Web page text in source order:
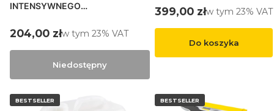
INTENSYWNEGO
Cena brutto
204,00 złw tym %s VAT
w tym 23% VAT
Niedostępny
Cena brutto
399,00 złw tym %s VAT
w tym 23% VAT
Do koszyka
BESTSELLER BESTSELLER